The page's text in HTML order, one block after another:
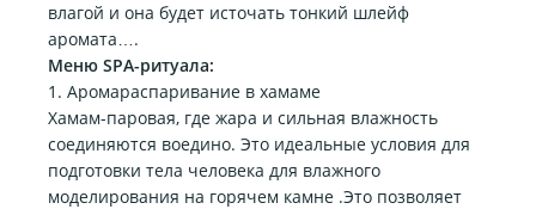
влагой и она будет источать тонкий шлейф
аромата….
Меню SPA-ритуала:
1. Аромараспаривание в хамаме
Хамам-паровая, где жара и сильная влажность
соединяются воедино. Это идеальные условия для
подготовки тела человека для влажного
моделирования на горячем камне .Это позволяет